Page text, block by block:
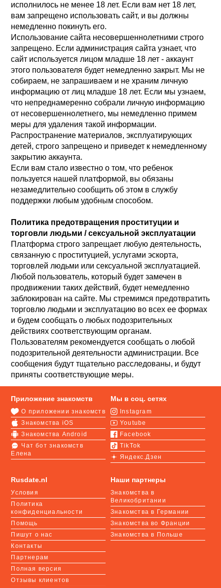
исполнилось не менее 18 лет. Если вам нет 18 лет,
вам запрещено использовать сайт, и вы должны
немедленно покинуть его.
Использование сайта несовершеннолетними строго
запрещено. Если администрация сайта узнает, что
сайт используется лицом младше 18 лет - аккаунт
этого пользователя будет немедленно закрыт. Мы не
собираем, не запрашиваем и не храним личную
информацию от лиц младше 18 лет. Если мы узнаем,
что непреднамеренно собрали личную информацию
от несовершеннолетнего, мы немедленно примем
меры для удаления такой информации.
Распространение материалов, эксплуатирующих
детей, строго запрещено и приведет к немедленному
закрытию аккаунта.
Если вам стало известно о том, что ребенок
пользуется нашей платформой, вы обязаны
незамедлительно сообщить об этом в службу
поддержки любым удобным способом.
Политика предотвращения проституции и
торговли людьми / сексуальной эксплуатации
Платформа строго запрещает любую деятельность,
связанную с проституцией, услугами эскорта,
торговлей людьми или сексуальной эксплуатацией.
Любой пользователь, который будет замечен в
продвижении таких действий, будет немедленно
заблокирован на сайте. Мы стремимся предотвратить
торговлю людьми и эксплуатацию во всех ее формах
и будем сообщать о любых подозрительных
действиях соответствующим органам.
Пользователям рекомендуется сообщать о любой
подозрительной деятельности администрации. Все
сообщения будут тщательно расследованы, и будут
приняты соответствующие меры.
Rusdate.nl
Условия
Политика
конфиденциальности
Помощь
Пишут о нас
Контакты
Партнерам
Полная версия
Отзывы клиентов
Приложение знакомств
О приложении знакомств
Знакомства iOS
Знакомства Android
Чат бот знакомств
Елена
Мы в соц. сетях
Instagram
Youtube
Facebook
TikTok
Яндекс.Дзен
Наши партнеры
Знакомства в
Великобритании
Знакомства в Германии
Знакомства во Франции
Знакомства в Польше